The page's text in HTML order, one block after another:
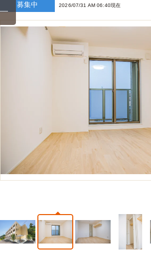
募集中 2026/07/31 AM 06:40現在